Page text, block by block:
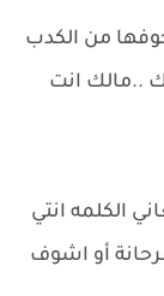
من الكدب
..مالك انت
الكلمه انتي
أو اشوف